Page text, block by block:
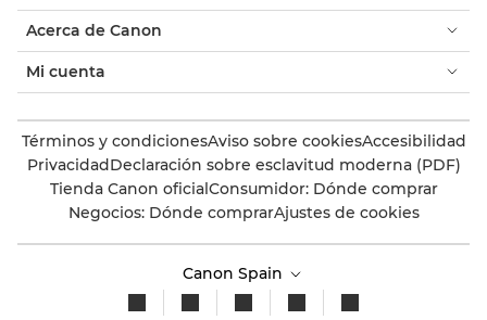
Acerca de Canon
Mi cuenta
Términos y condicionesAviso sobre cookiesAccesibilidad
PrivacidadDeclaración sobre esclavitud moderna (PDF)
Tienda Canon oficialConsumidor: Dónde comprar
Negocios: Dónde comprarAjustes de cookies
Canon Spain